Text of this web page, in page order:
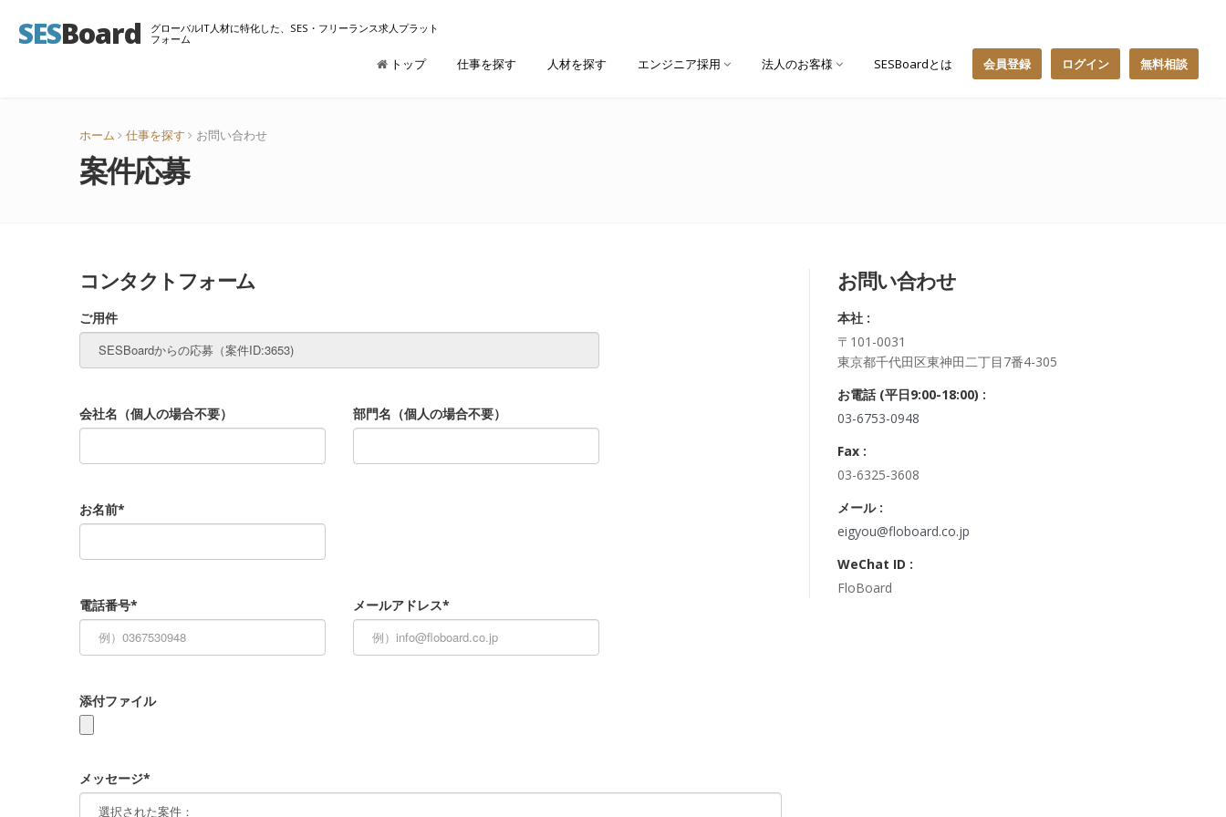
SESBoard
グローバルIT人材に特化した、SES・フリーランス求人プラット
フォーム
トップ 仕事を探す 人材を探す エンジニア採用 法人のお客様 SESBoardとは 会員登録 ログイン 無料相談
ホーム 仕事を探す お問い合わせ
案件応募
コンタクトフォーム
ご用件
会社名（個人の場合不要） 部門名（個人の場合不要）
お名前*
電話番号* メールアドレス*
添付ファイル
メッセージ*
お問い合わせ
本社 :
〒101-0031
東京都千代田区東神田二丁目7番4-305
お電話 (平日9:00-18:00) :
03-6753-0948
Fax :
03-6325-3608
メール :
eigyou@floboard.co.jp
WeChat ID :
FloBoard